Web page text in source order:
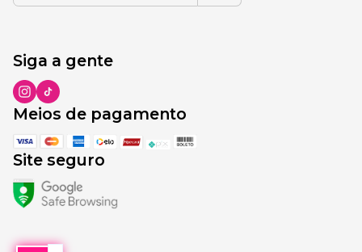
Siga a gente
Meios de pagamento
Site seguro